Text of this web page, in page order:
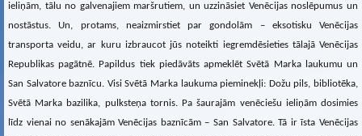
ieliņām, tālu no galvenajiem maršrutiem, un uzzināsiet Venēcijas noslēpumus un
nostāstus. Un, protams, neaizmirstiet par gondolām – eksotisku Venēcijas
transporta veidu, ar kuru izbraucot jūs noteikti iegremdēsieties tālajā Venēcijas
Republikas pagātnē. Papildus tiek piedāvāts apmeklēt Svētā Marka laukumu un
San Salvatore baznīcu. Visi Svētā Marka laukuma pieminekļi: Dožu pils, bibliotēka,
Svētā Marka bazilika, pulksteņa tornis. Pa šaurajām venēciešu ieliņām dosimies
līdz vienai no senākajām Venēcijas baznīcām – San Salvatore. Tā ir īsta Venēcijas